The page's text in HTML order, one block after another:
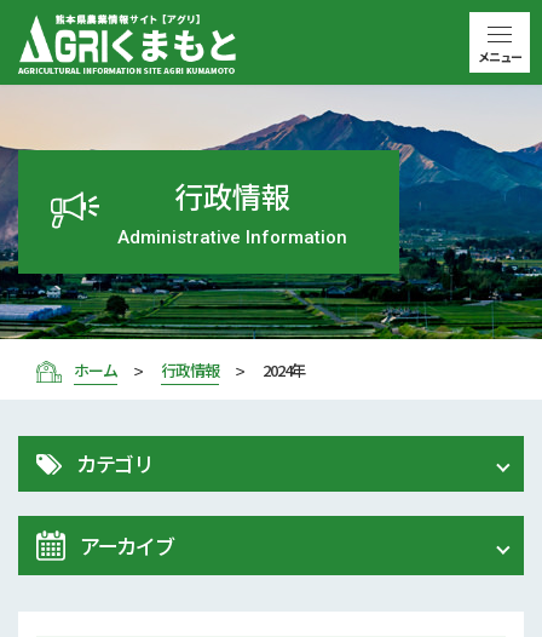
行政情報
Administrative Information
ホーム 行政情報 2024年
カテゴリ
ALL
農業研究センター
アーカイブ
メニュー